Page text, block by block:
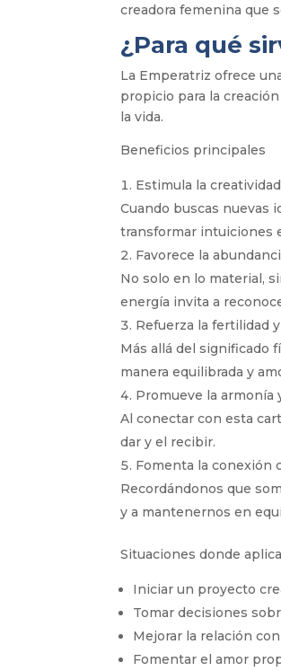
creadora femenina que
¿Para qué
La Emperatriz ofrece
propicio para la
la vida.
Beneficios principales
Estimula la
Cuando buscas nuevas
transformar intuiciones
Favorece la
No solo en lo material,
energía invita a
Refuerza la fertilidad
Más allá del significado
manera equilibrada y
Promueve la armonía
Al conectar con esta
dar y el recibir.
Fomenta la conexión
Recordándonos que
y a mantenernos en
Situaciones donde
Iniciar un proyecto
Tomar decisiones
Mejorar la relación
Fomentar el amor